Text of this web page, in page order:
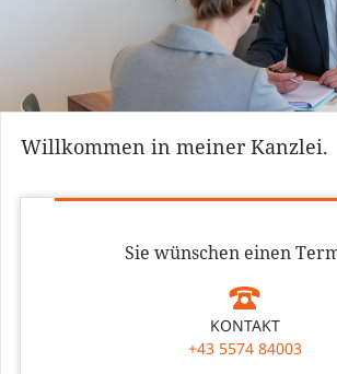
Willkommen in meiner Kanzlei.
Sie wünschen einen
KONTAKT
+43 5574 84003